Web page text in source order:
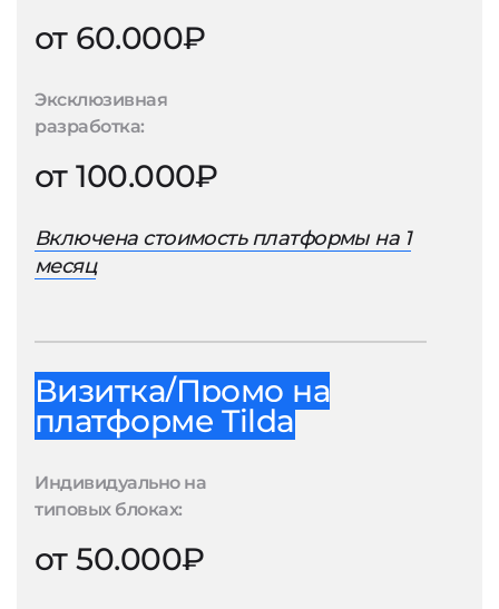
от 60.000₽
Эксклюзивная
разработка:
от 100.000₽
Включена стоимость платформы на 1
месяц
Визитка/Промо на
платформе Tilda
Индивидуально на
типовых блоках:
от 50.000₽